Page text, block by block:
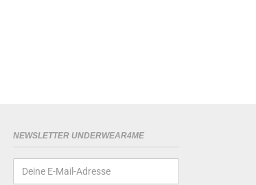
NEWSLETTER UNDERWEAR4ME